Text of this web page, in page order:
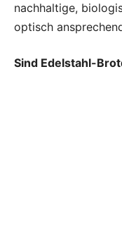
nachhaltige,
optisch
Sind Edelstahl-